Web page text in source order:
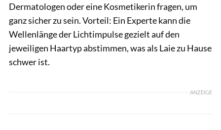
Dermatologen oder eine Kosmetikerin fragen, um
ganz sicher zu sein. Vorteil: Ein Experte kann die
Wellenlänge der Lichtimpulse gezielt auf den
jeweiligen Haartyp abstimmen, was als Laie zu Hause
schwer ist.
ANZEIGE